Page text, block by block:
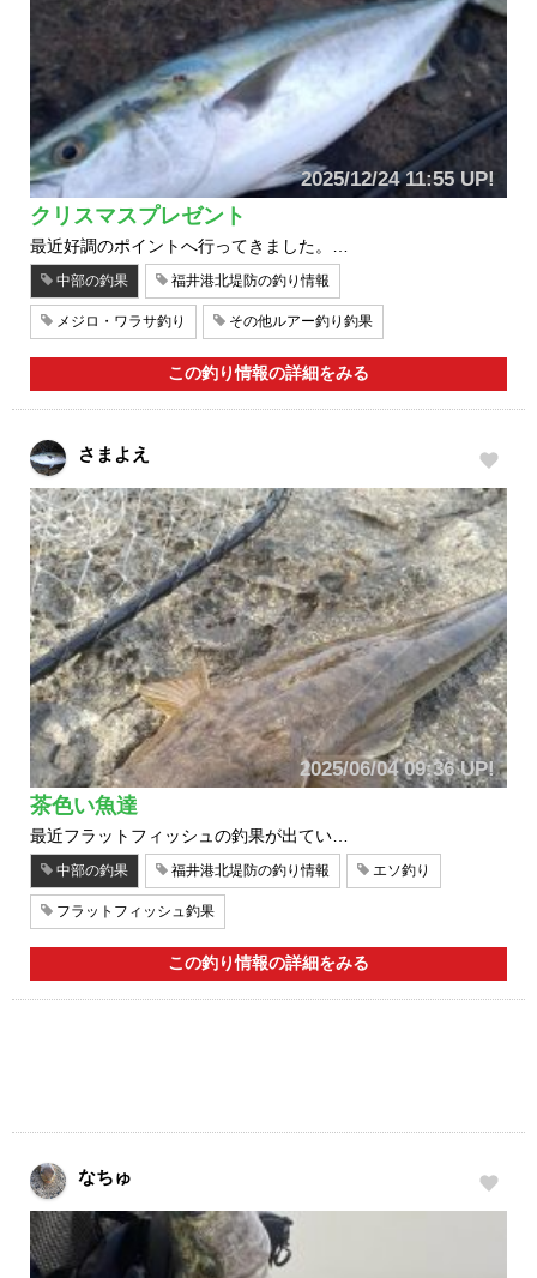
2025/12/24 11:55 UP!
クリスマスプレゼント
最近好調のポイントへ行ってきました。…
中部の釣果 福井港北堤防の釣り情報
メジロ・ワラサ釣り その他ルアー釣り釣果
この釣り情報の詳細をみる
さまよえ
2025/06/04 09:36 UP!
茶色い魚達
最近フラットフィッシュの釣果が出てい…
中部の釣果 福井港北堤防の釣り情報 エソ釣り
フラットフィッシュ釣果
この釣り情報の詳細をみる
なちゅ